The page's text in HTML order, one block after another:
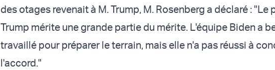
des otages revenait à M. Trump, M. Rosenberg a déclaré : "Le
Trump mérite une grande partie du mérite. L'équipe Biden a
travaillé pour préparer le terrain, mais elle n'a pas réussi à
l'accord."